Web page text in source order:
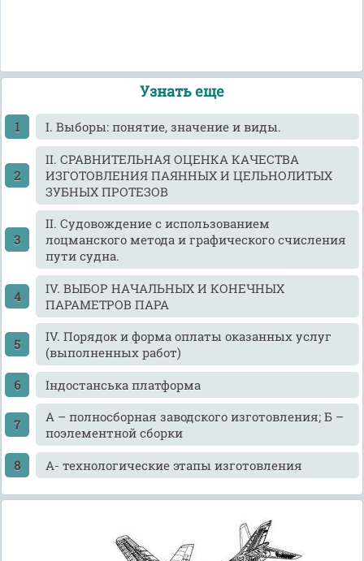
Узнать еще
I. Выборы: понятие, значение и виды.
II. СРАВНИТЕЛЬНАЯ ОЦЕНКА КАЧЕСТВА
ИЗГОТОВЛЕНИЯ ПАЯННЫХ И ЦЕЛЬНОЛИТЫХ
ЗУБНЫХ ПРОТЕЗОВ
II. Судовождение с использованием
лоцманского метода и графического счисления
пути судна.
IV. ВЫБОР НАЧАЛЬНЫХ И КОНЕЧНЫХ
ПАРАМЕТРОВ ПАРА
IV. Порядок и форма оплаты оказанных услуг
(выполненных работ)
Індостанська платформа
А – полносборная заводского изготовления; Б –
поэлементной сборки
А- технологические этапы изготовления